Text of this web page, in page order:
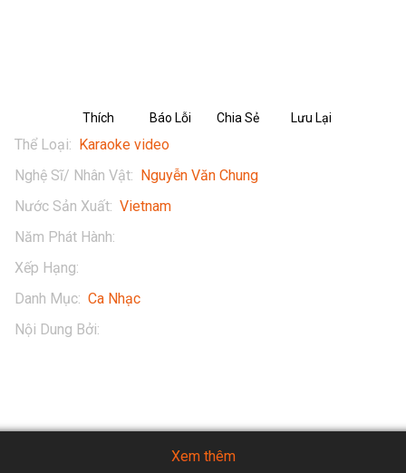
Thích Báo Lỗi Chia Sẻ Lưu Lại
Thể Loại: Karaoke video
Nghệ Sĩ/ Nhân Vật: Nguyễn Văn Chung
Nước Sản Xuất: Vietnam
Năm Phát Hành:
Xếp Hạng:
Danh Mục: Ca Nhạc
Nội Dung Bởi:
Xem thêm